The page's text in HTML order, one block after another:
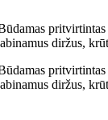
diržus,
diržus,